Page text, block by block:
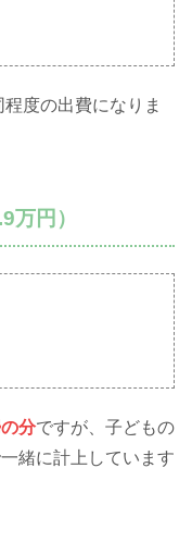
度の出費になりま
万円）
分ですが、子どもの
緒に計上しています